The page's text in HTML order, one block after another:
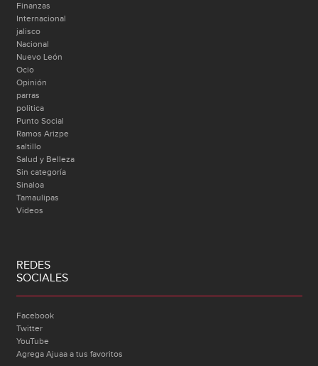
Finanzas
Internacional
jalisco
Nacional
Nuevo León
Ocio
Opinión
parras
politica
Punto Social
Ramos Arizpe
saltillo
Salud y Belleza
Sin categoría
Sinaloa
Tamaulipas
Videos
REDES
SOCIALES
Facebook
Twitter
YouTube
Agrega Ajuaa a tus favoritos